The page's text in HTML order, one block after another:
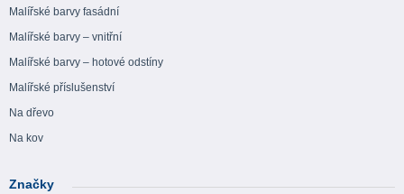
Malířské barvy fasádní
Malířské barvy – vnitřní
Malířské barvy – hotové odstíny
Malířské příslušenství
Na dřevo
Na kov
Značky